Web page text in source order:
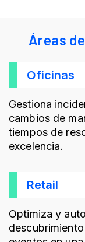
Áreas
Oficinas
Gestiona
cambios de
tiempos de
excelencia.
Retail
Optimiza y